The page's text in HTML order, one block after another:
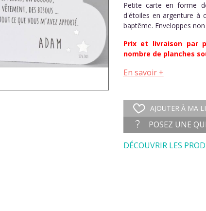
Petite carte en forme
d'étoiles en argenture à
baptême. Enveloppes
Prix et livraison par
nombre de planches
En savoir +
AJOUTER À MA
POSEZ UNE
DÉCOUVRIR LES